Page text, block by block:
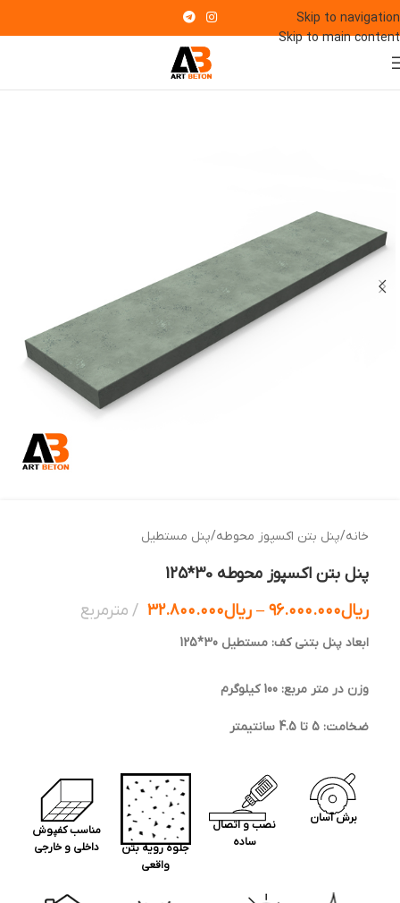
Skip to navigation
Skip to main content
خانه/پنل بتن اکسپوز محوطه/پنل مستطیل
پنل بتن اکسپوز محوطه 30*125
ریال۹۶.۰۰۰.۰۰۰ – ریال۳۲.۸۰۰.۰۰۰ مترمربع
ابعاد پنل بتنی کف: مستطیل 30*125
وزن در متر مربع: 100 کیلوگرم
ضخامت: 5 تا 4.5 سانتیمتر
برش آسان
نصب و اتصال
ساده
جلوه رویه بتن
واقعی
مناسب کفپوش
داخلی و خارجی